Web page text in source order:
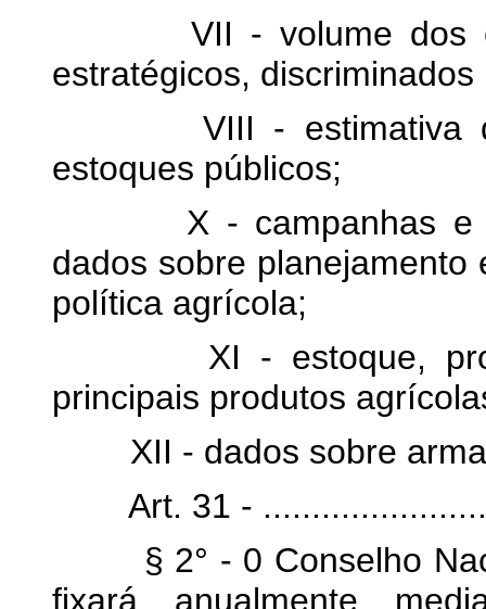
VII - volume dos
estratégicos,
VIII - estimativa dos
estoques públicos;
X - campanhas e
dados sobre
política agrícola;
XI - estoque,
principais produtos
XII - dados sobre
Art. 31 -
§ 2° - 0 Conselho
fixará, anualmente,